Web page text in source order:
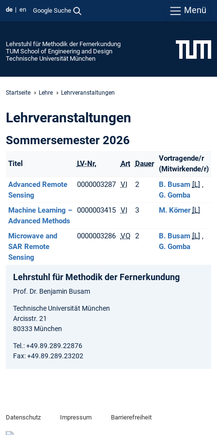
de en Google Suche Menü
Lehrstuhl für Methodik der Fernerkundung
TUM School of Engineering and Design
Technische Universität München
Startseite Lehre Lehrveranstaltungen
Lehrveranstaltungen
Sommersemester 2026
Titel LV-Nr. Art Dauer
Vortragende/r
(Mitwirkende/r)
Advanced Remote
Sensing
0000003287 VI 2 B. Busam [L]
G. Gomba
Machine Learning –
Advanced Methods
0000003415 VI 3 M. Körner [L]
Microwave and
SAR Remote
Sensing
0000003286 VO 2 B. Busam [L]
G. Gomba
Lehrstuhl für Methodik der Fernerkundung
Prof. Dr. Benjamin Busam
Technische Universität München
Arcisstr. 21
80333 München
Tel.: +49.89.289.22876
Fax: +49.89.289.23202
Datenschutz Impressum Barrierefreiheit